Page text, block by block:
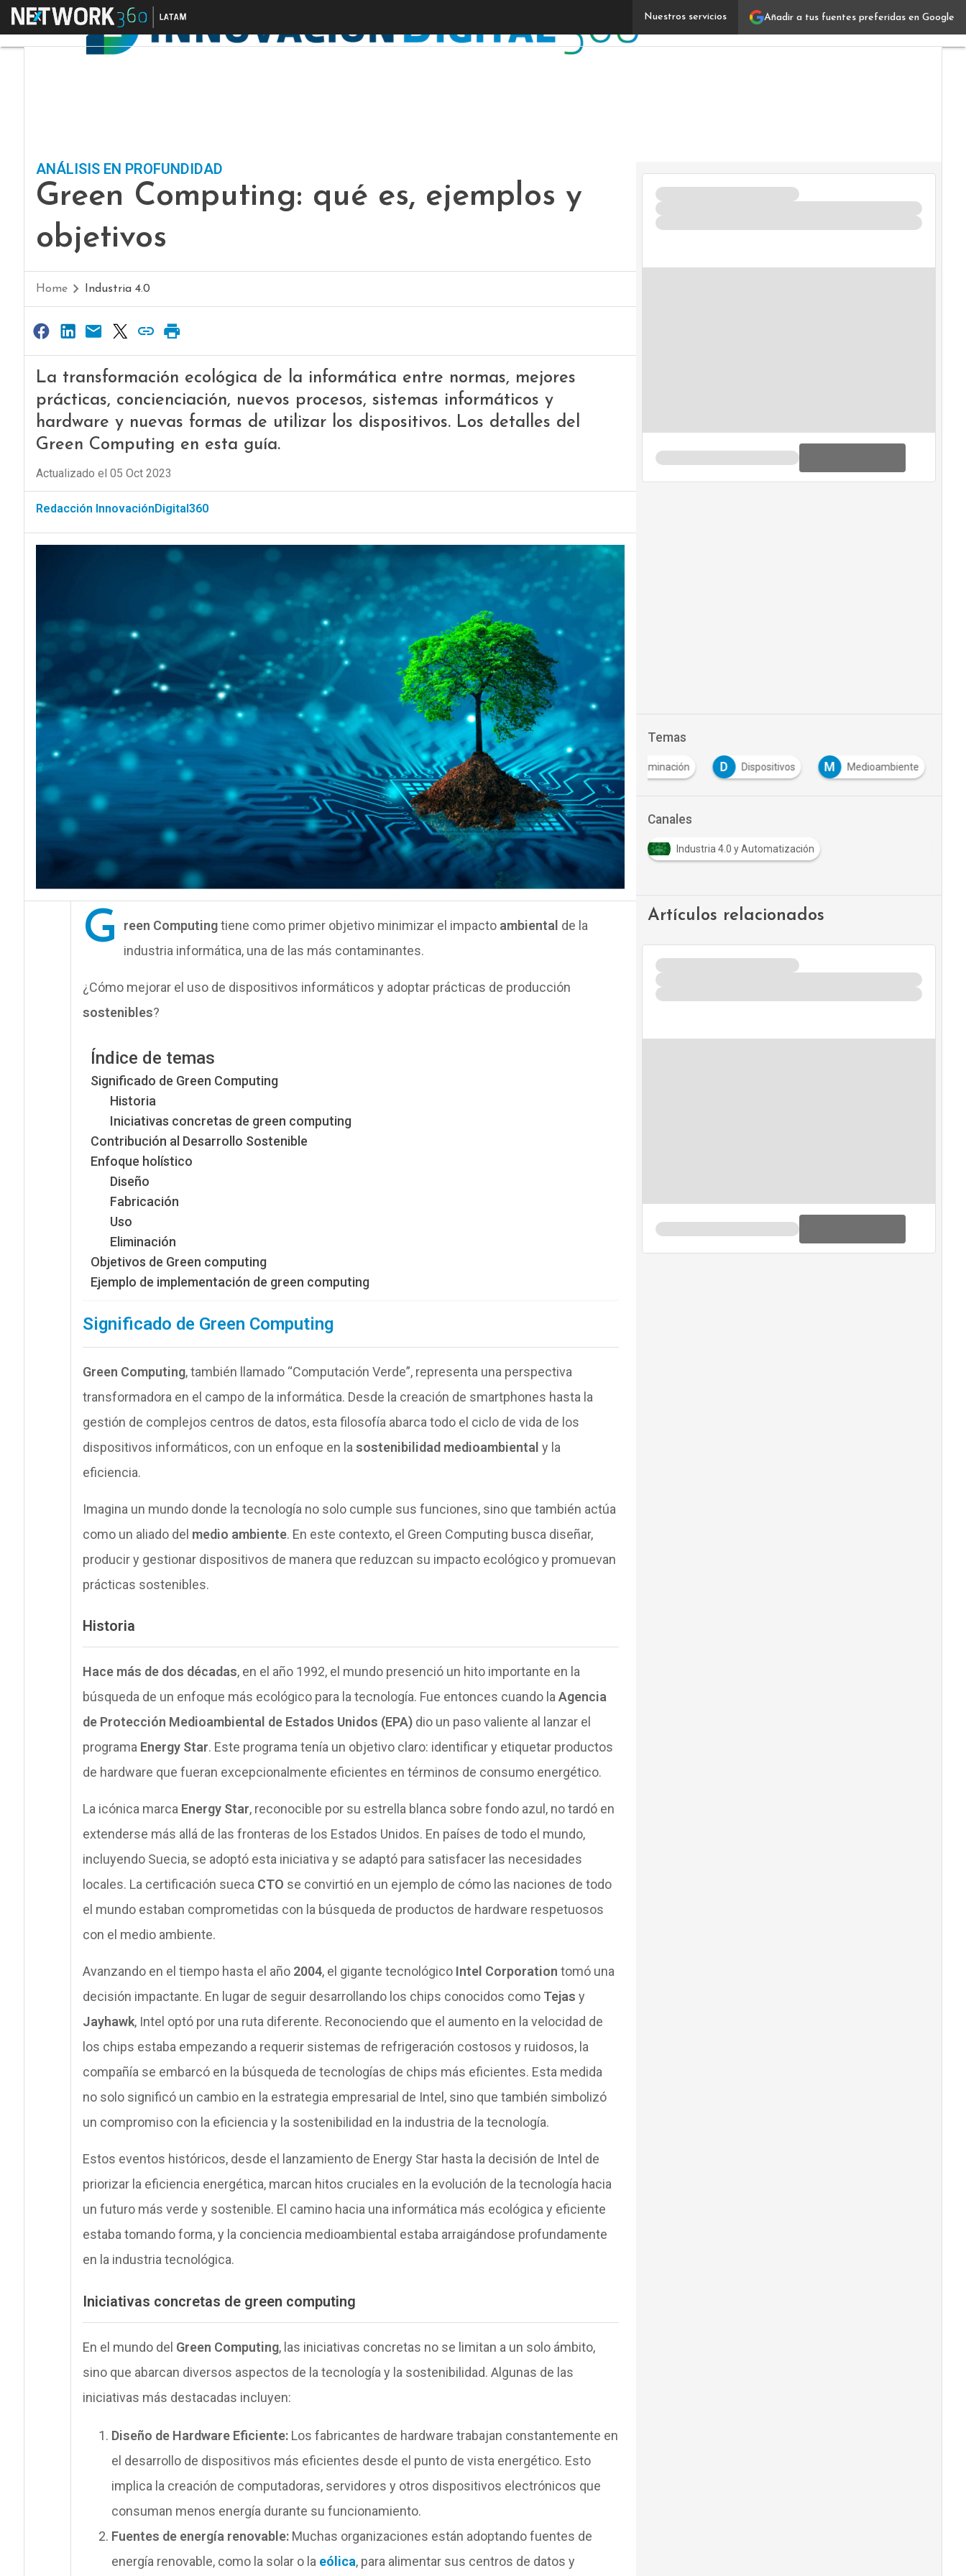
Añadir a tus fuentes preferidas en Google
Nuestros servicios
Menú Green Computing: qué es, ejemplos y objetivosVerticales
IT
ANÁLISIS EN PROFUNDIDAD
Green Computing: qué es, ejemplos y
objetivos
Home Industria 4.0
La transformación ecológica de la informática entre normas, mejores
prácticas, concienciación, nuevos procesos, sistemas informáticos y
hardware y nuevas formas de utilizar los dispositivos. Los detalles del
Green Computing en esta guía.
Actualizado el 05 Oct 2023
Redacción InnovaciónDigital360
G reen Computingtiene como primer objetivo minimizar el impacto ambiental de la
industria informática, una de las más contaminantes.
¿Cómo mejorar el uso de dispositivos informáticos y adoptar prácticas de producción
sostenibles?
Índice de temas
Significado de Green Computing
Historia
Iniciativas concretas de green computing
Contribución al Desarrollo Sostenible
Enfoque holístico
Diseño
Fabricación
Uso
Eliminación
Objetivos de Green computing
Ejemplo de implementación de green computing
Significado de Green Computing
Green Computing, también llamado “Computación Verde”, representa una perspectiva
transformadora en el campo de la informática. Desde la creación de smartphones hasta la
gestión de complejos centros de datos, esta filosofía abarca todo el ciclo de vida de los
dispositivos informáticos, con un enfoque en la sostenibilidad medioambiental y la
eficiencia.
Imagina un mundo donde la tecnología no solo cumple sus funciones, sino que también actúa
como un aliado del medio ambiente. En este contexto, el Green Computing busca diseñar,
producir y gestionar dispositivos de manera que reduzcan su impacto ecológico y promuevan
prácticas sostenibles.
Historia
Hace más de dos décadas, en el año 1992, el mundo presenció un hito importante en la
búsqueda de un enfoque más ecológico para la tecnología. Fue entonces cuando laAgencia
de Protección Medioambiental de Estados Unidos (EPA)dio un paso valiente al lanzar el
programa Energy Star. Este programa tenía un objetivo claro: identificar y etiquetar productos
de hardware que fueran excepcionalmente eficientes en términos de consumo energético.
La icónica marca Energy Star, reconocible por su estrella blanca sobre fondo azul, no tardó en
extenderse más allá de las fronteras de los Estados Unidos. En países de todo el mundo,
incluyendo Suecia, se adoptó esta iniciativa y se adaptó para satisfacer las necesidades
locales. La certificación sueca CTO se convirtió en un ejemplo de cómo las naciones de todo
el mundo estaban comprometidas con la búsqueda de productos de hardware respetuosos
con el medio ambiente.
Avanzando en el tiempo hasta el año 2004, el gigante tecnológico Intel Corporation tomó una
decisión impactante. En lugar de seguir desarrollando los chips conocidos como Tejas y
Jayhawk, Intel optó por una ruta diferente. Reconociendo que el aumento en la velocidad de
los chips estaba empezando a requerir sistemas de refrigeración costosos y ruidosos, la
compañía se embarcó en la búsqueda de tecnologías de chips más eficientes. Esta medida
no solo significó un cambio en la estrategia empresarial de Intel, sino que también simbolizó
un compromiso con la eficiencia y la sostenibilidad en la industria de la tecnología.
Estos eventos históricos, desde el lanzamiento de Energy Star hasta la decisión de Intel de
priorizar la eficiencia energética, marcan hitos cruciales en la evolución de la tecnología hacia
un futuro más verde y sostenible. El camino hacia una informática más ecológica y eficiente
estaba tomando forma, y la conciencia medioambiental estaba arraigándose profundamente
en la industria tecnológica.
Iniciativas concretas de green computing
En el mundo del Green Computing, las iniciativas concretas no se limitan a un solo ámbito,
sino que abarcan diversos aspectos de la tecnología y la sostenibilidad. Algunas de las
iniciativas más destacadas incluyen:
Diseño de Hardware Eficiente:Los fabricantes de hardware trabajan constantemente en
el desarrollo de dispositivos más eficientes desde el punto de vista energético. Esto
implica la creación de computadoras, servidores y otros dispositivos electrónicos que
consuman menos energía durante su funcionamiento.
Fuentes de energía renovable:Muchas organizaciones están adoptando fuentes de
energía renovable, como la solar o la eólica, para alimentar sus centros de datos y
Temas
C Contaminación D Dispositivos M Medioambiente
Canales
Industria 4.0 y Automatización
Artículos relacionados